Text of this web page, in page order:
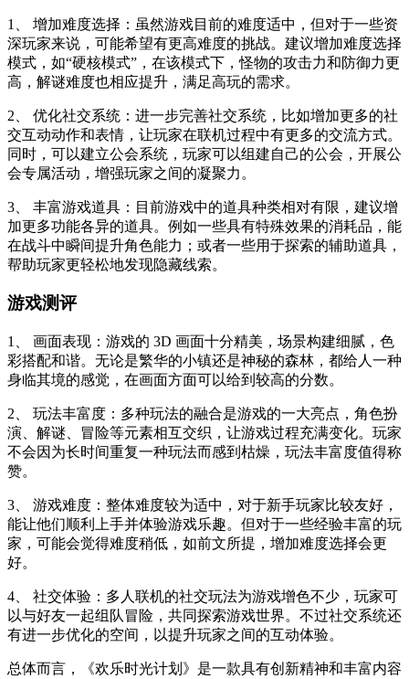
1、 增加难度选择：虽然游戏目前的难度适中，但对于一些资
深玩家来说，可能希望有更高难度的挑战。建议增加难度选择
模式，如“硬核模式”，在该模式下，怪物的攻击力和防御力更
高，解谜难度也相应提升，满足高玩的需求。
2、 优化社交系统：进一步完善社交系统，比如增加更多的社
交互动动作和表情，让玩家在联机过程中有更多的交流方式。
同时，可以建立公会系统，玩家可以组建自己的公会，开展公
会专属活动，增强玩家之间的凝聚力。
3、 丰富游戏道具：目前游戏中的道具种类相对有限，建议增
加更多功能各异的道具。例如一些具有特殊效果的消耗品，能
在战斗中瞬间提升角色能力；或者一些用于探索的辅助道具，
帮助玩家更轻松地发现隐藏线索。
游戏测评
1、 画面表现：游戏的 3D 画面十分精美，场景构建细腻，色
彩搭配和谐。无论是繁华的小镇还是神秘的森林，都给人一种
身临其境的感觉，在画面方面可以给到较高的分数。
2、 玩法丰富度：多种玩法的融合是游戏的一大亮点，角色扮
演、解谜、冒险等元素相互交织，让游戏过程充满变化。玩家
不会因为长时间重复一种玩法而感到枯燥，玩法丰富度值得称
赞。
3、 游戏难度：整体难度较为适中，对于新手玩家比较友好，
能让他们顺利上手并体验游戏乐趣。但对于一些经验丰富的玩
家，可能会觉得难度稍低，如前文所提，增加难度选择会更
好。
4、 社交体验：多人联机的社交玩法为游戏增色不少，玩家可
以与好友一起组队冒险，共同探索游戏世界。不过社交系统还
有进一步优化的空间，以提升玩家之间的互动体验。
总体而言，《欢乐时光计划》是一款具有创新精神和丰富内容